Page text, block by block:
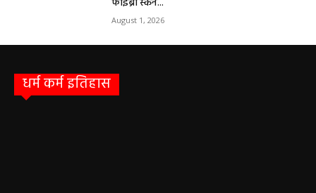
फाइब्रो स्कैन...
August 1, 2026
धर्म कर्म इतिहास